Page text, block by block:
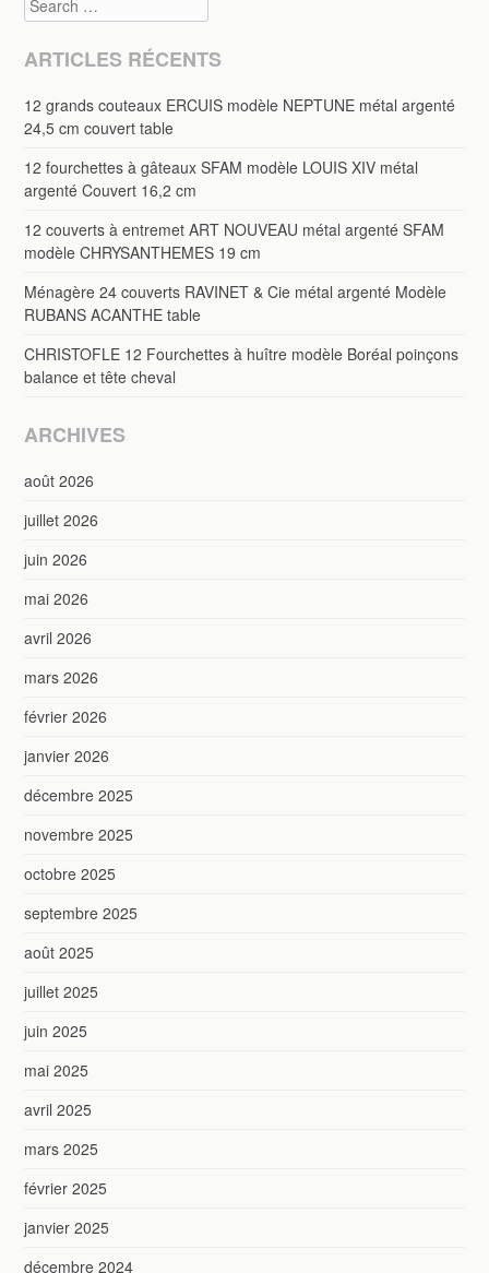
ARTICLES RÉCENTS
12 grands couteaux ERCUIS modèle NEPTUNE métal argenté
24,5 cm couvert table
12 fourchettes à gâteaux SFAM modèle LOUIS XIV métal
argenté Couvert 16,2 cm
12 couverts à entremet ART NOUVEAU métal argenté SFAM
modèle CHRYSANTHEMES 19 cm
Ménagère 24 couverts RAVINET & Cie métal argenté Modèle
RUBANS ACANTHE table
CHRISTOFLE 12 Fourchettes à huître modèle Boréal poinçons
balance et tête cheval
ARCHIVES
août 2026
juillet 2026
juin 2026
mai 2026
avril 2026
mars 2026
février 2026
janvier 2026
décembre 2025
novembre 2025
octobre 2025
septembre 2025
août 2025
juillet 2025
juin 2025
mai 2025
avril 2025
mars 2025
février 2025
janvier 2025
décembre 2024